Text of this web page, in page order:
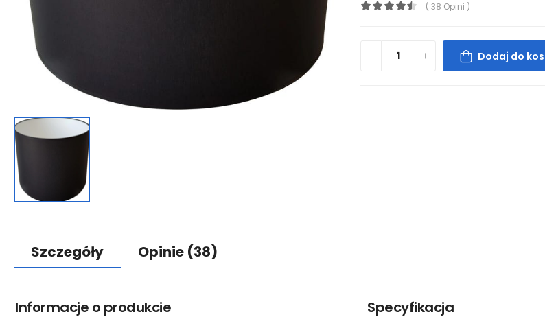
( 38 Opini )
Dodaj do
Szczegóły Opinie (38)
Informacje o produkcie Specyfikacja